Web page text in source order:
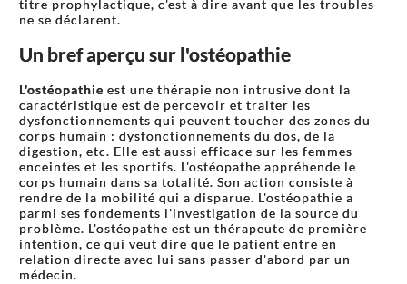
titre prophylactique, c'est à dire avant que les troubles
ne se déclarent.
Un bref aperçu sur l'ostéopathie
L'ostéopathie est une thérapie non intrusive dont la
caractéristique est de percevoir et traiter les
dysfonctionnements qui peuvent toucher des zones du
corps humain : dysfonctionnements du dos, de la
digestion, etc. Elle est aussi efficace sur les femmes
enceintes et les sportifs. L'ostéopathe appréhende le
corps humain dans sa totalité. Son action consiste à
rendre de la mobilité qui a disparue. L'ostéopathie a
parmi ses fondements l'investigation de la source du
problème. L'ostéopathe est un thérapeute de première
intention, ce qui veut dire que le patient entre en
relation directe avec lui sans passer d'abord par un
médecin.